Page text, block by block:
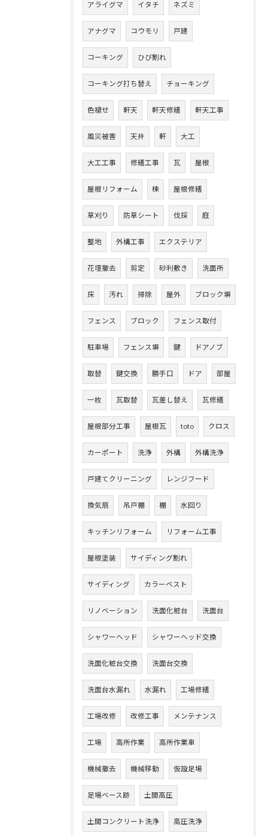
アライグマ イタチ ネズミ
アナグマ コウモリ 戸建
コーキング ひび割れ
コーキング打ち替え チョーキング
色褪せ 軒天 軒天修繕 軒天工事
風災被害 天井 軒 大工
大工工事 修繕工事 瓦 屋根
屋根リフォーム 棟 屋根修繕
草刈り 防草シート 伐採 庭
整地 外構工事 エクステリア
花壇撤去 剪定 砂利敷き 洗面所
床 汚れ 掃除 屋外 ブロック塀
フェンス ブロック フェンス取付
駐車場 フェンス塀 鍵 ドアノブ
取替 鍵交換 勝手口 ドア 部屋
一枚 瓦取替 瓦差し替え 瓦修繕
屋根部分工事 屋根瓦 toto クロス
カーポート 洗浄 外構 外構洗浄
戸建てクリーニング レンジフード
換気扇 吊戸棚 棚 水回り
キッチンリフォーム リフォーム工事
屋根塗装 サイディング割れ
サイディング カラーベスト
リノベーション 洗面化粧台 洗面台
シャワーヘッド シャワーヘッド交換
洗面化粧台交換 洗面台交換
洗面台水漏れ 水漏れ 工場修繕
工場改修 改修工事 メンテナンス
工場 高所作業 高所作業車
機械撤去 機械移動 仮設足場
足場ベース跡 土間高圧
土間コンクリート洗浄 高圧洗浄